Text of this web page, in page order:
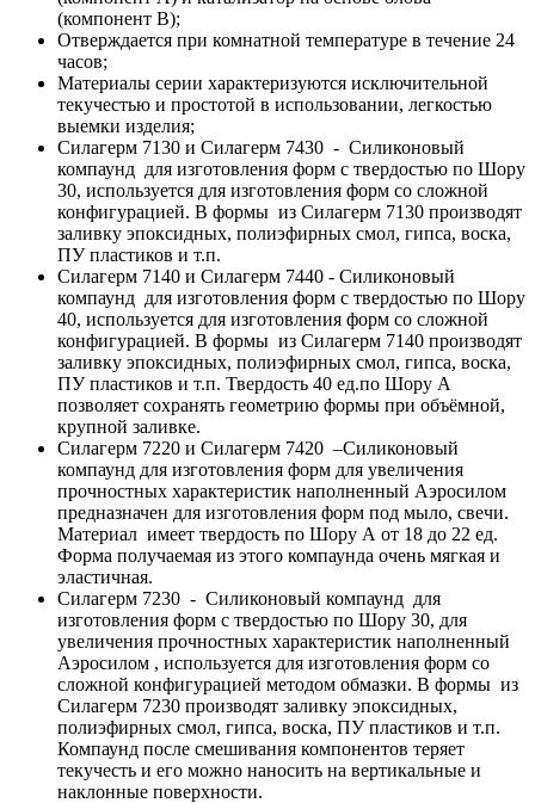
(компонент В);
Отверждается при комнатной температуре в течение 24
часов;
Материалы серии характеризуются исключительной
текучестью и простотой в использовании, легкостью
выемки изделия;
Силагерм 7130 и Силагерм 7430 - Силиконовый
компаунд для изготовления форм с твердостью по Шору
30, используется для изготовления форм со сложной
конфигурацией. В формы из Силагерм 7130 производят
заливку эпоксидных, полиэфирных смол, гипса, воска,
ПУ пластиков и т.п.
Силагерм 7140 и Силагерм 7440 - Силиконовый
компаунд для изготовления форм с твердостью по Шору
40, используется для изготовления форм со сложной
конфигурацией. В формы из Силагерм 7140 производят
заливку эпоксидных, полиэфирных смол, гипса, воска,
ПУ пластиков и т.п. Твердость 40 ед.по Шору А
позволяет сохранять геометрию формы при объёмной,
крупной заливке.
Силагерм 7220 и Силагерм 7420 –Силиконовый
компаунд для изготовления форм для увеличения
прочностных характеристик наполненный Аэросилом
предназначен для изготовления форм под мыло, свечи.
Материал имеет твердость по Шору А от 18 до 22 ед.
Форма получаемая из этого компаунда очень мягкая и
эластичная.
Силагерм 7230 - Силиконовый компаунд для
изготовления форм с твердостью по Шору 30, для
увеличения прочностных характеристик наполненный
Аэросилом , используется для изготовления форм со
сложной конфигурацией методом обмазки. В формы из
Силагерм 7230 производят заливку эпоксидных,
полиэфирных смол, гипса, воска, ПУ пластиков и т.п.
Компаунд после смешивания компонентов теряет
текучесть и его можно наносить на вертикальные и
наклонные поверхности.